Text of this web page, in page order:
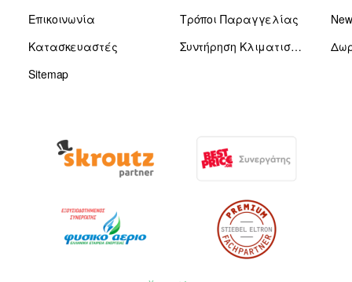
Επικοινωνία
Κατασκευαστές
Sitemap
Τρόποι Παραγγελίας
Συντήρηση Κλιματιστικών